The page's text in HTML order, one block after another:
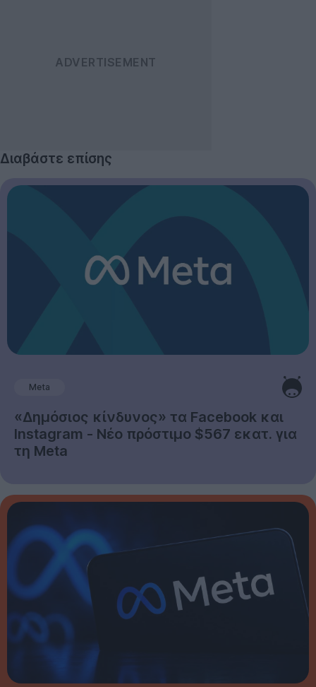
Διαβάστε επίσης
Meta
«Δημόσιος κίνδυνος» τα Facebook και
Instagram - Νέο πρόστιμο $567 εκατ. για
τη Meta